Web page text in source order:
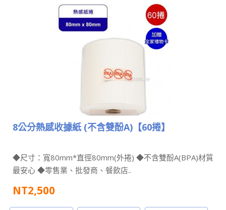
8公分熱感收據紙 (不含雙酚A)【60捲】
◆尺寸：寬80mm*直徑80mm(外捲) ◆不含雙酚A(BPA)材質
最安心 ◆零售業、批發商、餐飲店..
NT2,500